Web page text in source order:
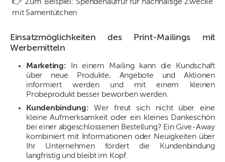
👉 Zum Beispiel: Spendenaufruf für nachhaltige Zwecke
mit Samentütchen
Einsatzmöglichkeiten des Print-Mailings mit
Werbemitteln
Marketing: In einem Mailing kann die Kundschaft
über neue Produkte, Angebote und Aktionen
informiert werden und mit einem kleinen
Probeprodukt besser beworben werden.
Kundenbindung: Wer freut sich nicht über eine
kleine Aufmerksamkeit oder ein kleines Dankeschön
bei einer abgeschlossenen Bestellung? Ein Give-Away
kombiniert mit Informationen oder Neuigkeiten über
Ihr Unternehmen fördert die Kundenbindung
langfristig und bleibt im Kopf.